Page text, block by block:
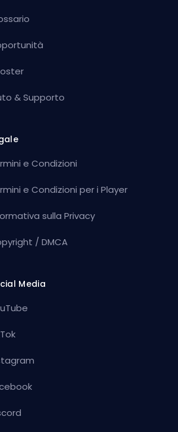
& Supporto
e Condizioni
e Condizioni per i Player
sulla Privacy
/ DMCA
Media